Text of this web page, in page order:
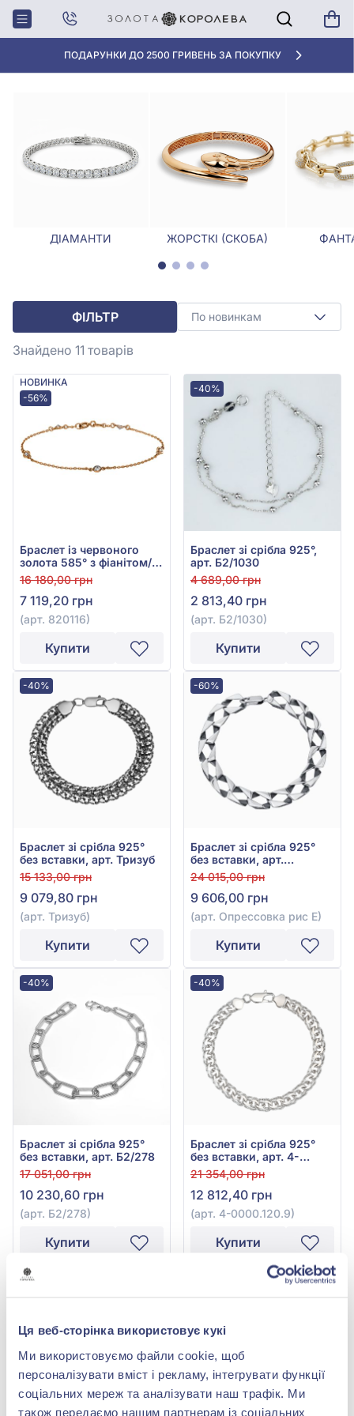
Ця веб-сторінка використовує кукі
Ми використовуємо файли cookie, щоб
персоналізувати вміст і рекламу, інтегрувати функції
соціальних мереж та аналізувати наш трафік. Ми
також передаємо нашим партнерам із соціальних
«КРАЩА ЦІНА» ВІД 5945 ГРН/ГРАМ
Головна Браслети Браслети, Розмір - 23,0
БРАСЛЕТИ, РОЗМІР - 23,0
ДІАМАНТИ ЖОРСТКІ (СКОБА)
ФІЛЬТР По новинкам
Знайдено 11 товарів
НОВИНКА
-56%
Браслет із червоного
золота 585° з фіанітом/
куб.цирконієм, арт.
820116
16 180,00 грн
7 119,20 грн
(арт. 820116)
Купити
-40%
Браслет зі срібла 925°,
арт. Б2/1030
4 689,00 грн
2 813,40 грн
(арт. Б2/1030)
Купити
-40%
Браслет зі срібла 925°
без вставки, арт. Тризуб
15 133,00 грн
9 079,80 грн
(арт. Тризуб)
Купити
-60%
Браслет зі срібла 925°
без вставки, арт.
Опрессовка рис Е
24 015,00 грн
9 606,00 грн
(арт. Опрессовка рис Е)
Купити
-40%
Браслет зі срібла 925°
без вставки, арт. Б2/278
17 051,00 грн
10 230,60 грн
(арт. Б2/278)
Купити
-40%
Браслет зі срібла 925°
без вставки, арт. 4-
0000.120.9
21 354,00 грн
12 812,40 грн
(арт. 4-0000.120.9)
Купити
-40%